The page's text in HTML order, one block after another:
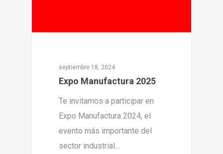
septiembre 18, 2024
Expo Manufactura 2025
Te invitamos a participar en
Expo Manufactura 2024, el
evento más importante del
sector industrial…